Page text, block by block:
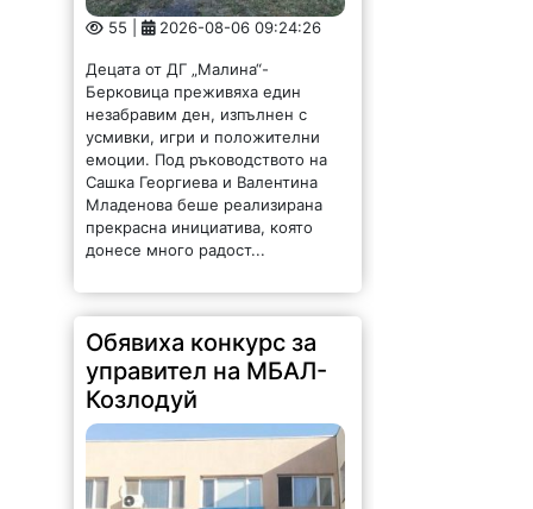
55 | 2026-08-06 09:24:26
Децата от ДГ „Малина“-
Берковица преживяха един
незабравим ден, изпълнен с
усмивки, игри и положителни
емоции. Под ръководството на
Сашка Георгиева и Валентина
Младенова беше реализирана
прекрасна инициатива, която
донесе много радост...
Обявиха конкурс за
управител на МБАЛ-
Козлодуй